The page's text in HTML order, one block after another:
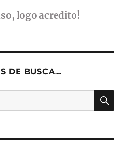
logo acredito!
DE BUSCA…